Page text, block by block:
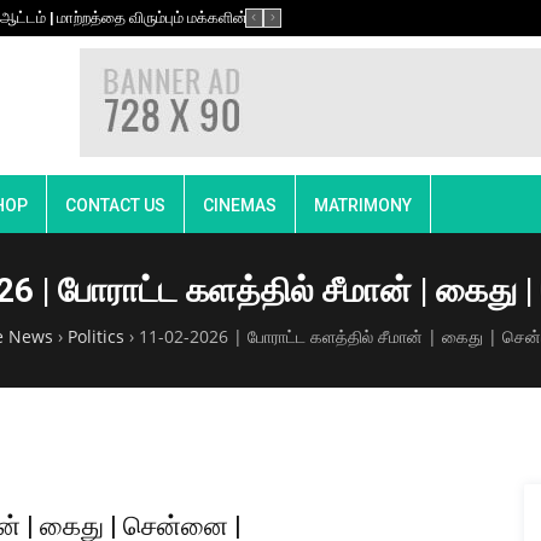
| மாற்றத்தை விரும்பும் மக்களின் மாநாடு | திருச்சி.
CONTACT US CINEMAS MATRIMONY
| போராட்ட களத்தில் சீமான் |
News › Politics › 11-02-2026 | போராட்ட களத்தில் சீமான் | கைது |
| கைது | சென்னை |